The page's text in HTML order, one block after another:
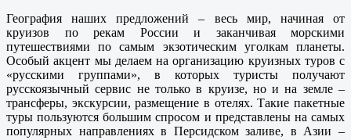
География наших предложений – весь мир, начиная от
круизов по рекам России и заканчивая морскими
путешествиями по самым экзотическим уголкам планеты.
Особый акцент мы делаем на организацию круизных туров с
«русскими группами», в которых туристы получают
русскоязычный сервис не только в круизе, но и на земле –
трансферы, экскурсии, размещение в отелях. Такие пакетные
туры пользуются большим спросом и представлены на самых
популярных направлениях в Персидском заливе, в Азии –